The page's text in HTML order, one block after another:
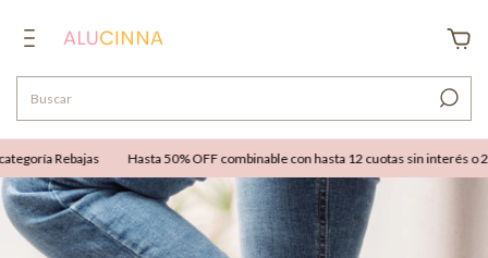
Rebajas Hasta 50% OFF combinable con hasta 12 cuotas sin interés o